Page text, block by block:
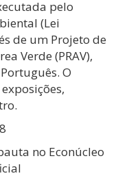
pelo
(Lei
de um Projeto de
Verde (PRAV),
O
no Econúcleo